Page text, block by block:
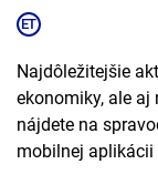
Najdôležitejšie
ekonomiky, ale
nájdete na
mobilnej aplikácii